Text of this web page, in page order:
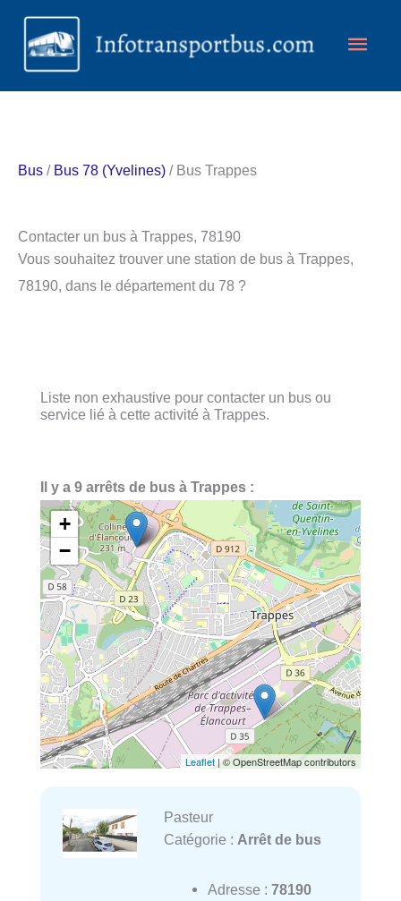
Aller
contenu
Bus / Bus 78 (Yvelines) / Bus Trappes
Contacter un bus à Trappes, 78190
Vous souhaitez trouver une station de bus à Trappes,
78190, dans le département du 78 ?
Liste non exhaustive pour contacter un bus ou
service lié à cette activité à Trappes.
Il y a 9 arrêts de bus à Trappes :
+
−
Leaflet | © OpenStreetMap contributors
Pasteur
Catégorie : Arrêt de bus
Adresse : 78190